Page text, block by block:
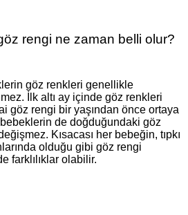
rengi ne zaman belli olur?
göz renkleri genellikle
İlk altı ay içinde göz renkleri
göz rengi bir yaşından önce ortaya
bebeklerin de doğduğundaki göz
Kısacası her bebeğin, tıpkı
olduğu gibi göz rengi
farklılıklar olabilir.